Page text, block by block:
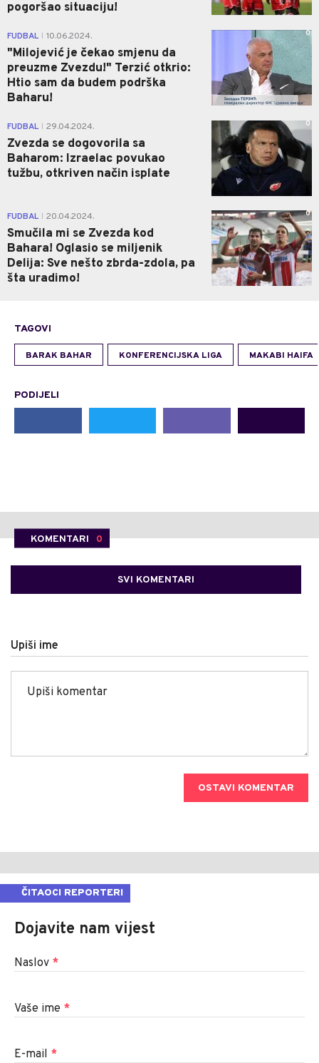
pogoršao situaciju!
FUDBAL 10.06.2024.
"Milojević je čekao smjenu da
preuzme Zvezdu!" Terzić otkrio:
Htio sam da budem podrška
Baharu!
0
FUDBAL 29.04.2024.
Zvezda se dogovorila sa
Baharom: Izraelac povukao
tužbu, otkriven način isplate
0
FUDBAL 20.04.2024.
Smučila mi se Zvezda kod
Bahara! Oglasio se miljenik
Delija: Sve nešto zbrda-zdola, pa
šta uradimo!
0
TAGOVI
BARAK BAHAR KONFERENCIJSKA LIGA MAKABI HAIFA
PODIJELI
KOMENTARI 0
SVI KOMENTARI
Upiši ime
OSTAVI KOMENTAR
ČITAOCI REPORTERI
Dojavite nam vijest
Naslov *
Vaše ime *
E-mail *